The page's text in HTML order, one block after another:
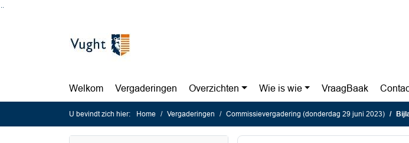
Welkom Vergaderingen Overzichten Wie is wie VraagBaak
U bevindt zich hier: Home Vergaderingen Commissievergadering (donderdag 29 juni 2023)